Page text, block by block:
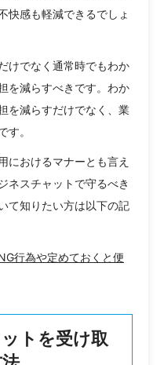
快感も軽減できるでしょ
けでなく通常時でもわか
を減らすべきです。わか
を減らすだけでなく、業
す。
におけるマナーとも言え
ネスチャットで守るべき
て知りたい方は以下の記
行為や定めておくと便
トを受け取